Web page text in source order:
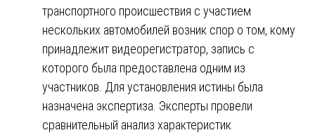
транспортного происшествия с участием
нескольких автомобилей возник спор о том, кому
принадлежит видеорегистратор, запись с
которого была предоставлена одним из
участников. Для установления истины была
назначена экспертиза. Эксперты провели
сравнительный анализ характеристик